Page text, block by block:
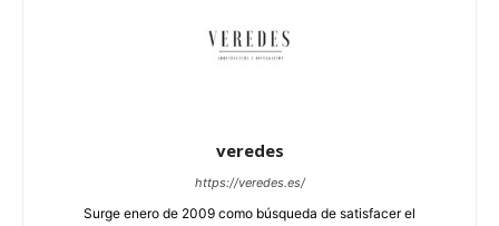
veredes
https://veredes.es/
Surge enero de 2009 como búsqueda de satisfacer el